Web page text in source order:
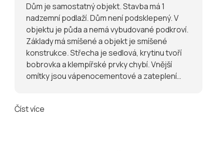
Dům je samostatný objekt. Stavba má 1
nadzemní podlaží. Dům není podsklepený. V
objektu je půda a nemá vybudované podkroví.
Základy má smíšené a objekt je smíšené
konstrukce. Střecha je sedlová, krytinu tvoří
bobrovka a klempířské prvky chybí. Vnější
omítky jsou vápenocementové a zateplení
neobydlený. V místě je možné připojení pouze
Číst více